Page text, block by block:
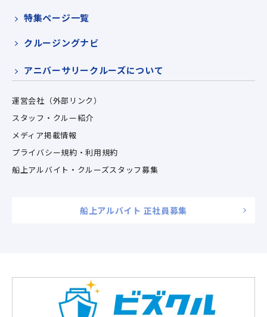
特集ページ一覧
クルージングナビ
アニバーサリークルーズについて
運営会社（外部リンク）
スタッフ・クルー紹介
メディア掲載情報
プライバシー規約・利用規約
船上アルバイト・クルーズスタッフ募集
船上アルバイト 正社員募集